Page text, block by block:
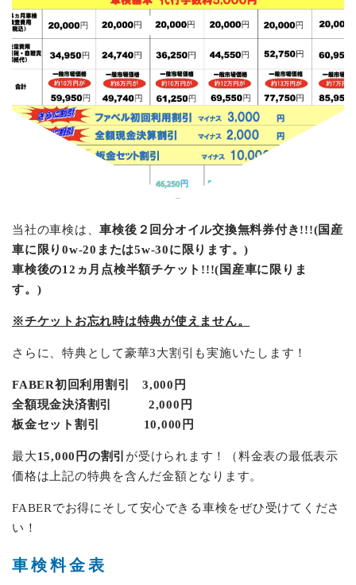
当社の車検は、車検後２回分オイル交換無料券付き!!!(国産
車に限り 0w-20 または5w-30に限ります。)
車検後の12 ヵ月点検半額チケット !!!( 国産車に限りま
す。 )
※チケットお忘れ時は特典が使えません。
さらに、特典として豪華3大割引も実施いたします！
FABER初回利用割引 3,000円
全額現金決済割引 2,000円
板金セット割引 10,000円
最大15,000円の割引 が受けられます！（料金表の最低表示
価格は上記の特典を含んだ金額となります。
FABERでお得にそして安心できる車検をぜひ受けてくださ
い！
車検料金表